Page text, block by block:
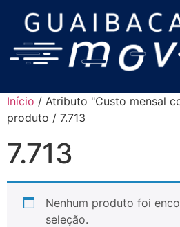
Início / Atributo "Custo mensal
produto / 7.713
7.713
Nenhum produto foi
seleção.